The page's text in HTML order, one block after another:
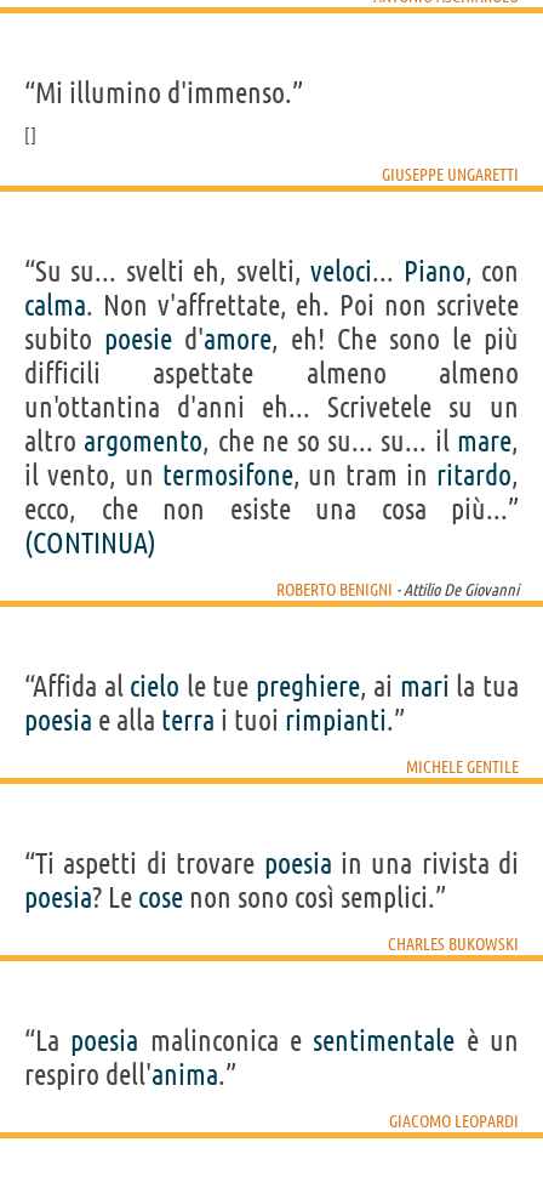
“Mi illumino d'immenso.”
GIUSEPPE UNGARETTI
“Su su... svelti eh, svelti,veloci... Piano, con
calma. Non v'affrettate, eh. Poi non scrivete
subito poesie d'amore, eh! Che sono le più
difficili aspettate almeno almeno
un'ottantina d'anni eh... Scrivetele su un
altro argomento, che ne so su... su... il mare,
il vento, un termosifone, un tram in ritardo,
ecco, che non esiste una cosa più...”
(CONTINUA)
ROBERTO BENIGNI - Attilio De Giovanni
“Affida al cielo le tue preghiere, ai mari la tua
poesia e alla terra i tuoi rimpianti.”
MICHELE GENTILE
“Ti aspetti di trovare poesia in una rivista di
poesia? Le cose non sono così semplici.”
CHARLES BUKOWSKI
“La poesia malinconica e sentimentale è un
respiro dell'anima.”
GIACOMO LEOPARDI